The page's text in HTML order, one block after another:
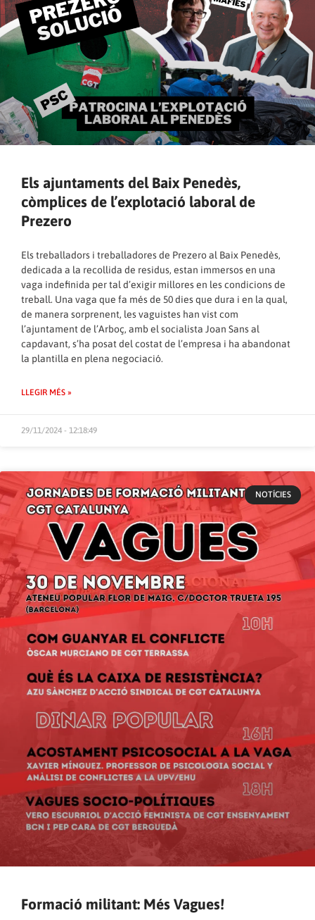
Els ajuntaments del Baix Penedès,
còmplices de l’explotació laboral de
Prezero
Els treballadors i treballadores de Prezero al Baix Penedès,
dedicada a la recollida de residus, estan immersos en una
vaga indefinida per tal d’exigir millores en les condicions de
treball. Una vaga que fa més de 50 dies que dura i en la qual,
de manera sorprenent, les vaguistes han vist com
l’ajuntament de l’Arboç, amb el socialista Joan Sans al
capdavant, s’ha posat del costat de l’empresa i ha abandonat
la plantilla en plena negociació.
LLEGIR MÉS »
29/11/2024 - 12:18:49
NOTÍCIES
Formació militant: Més Vagues!